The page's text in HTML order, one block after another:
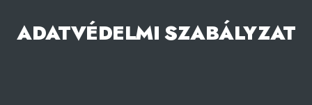
ADATVÉDELMI SZABÁLYZAT